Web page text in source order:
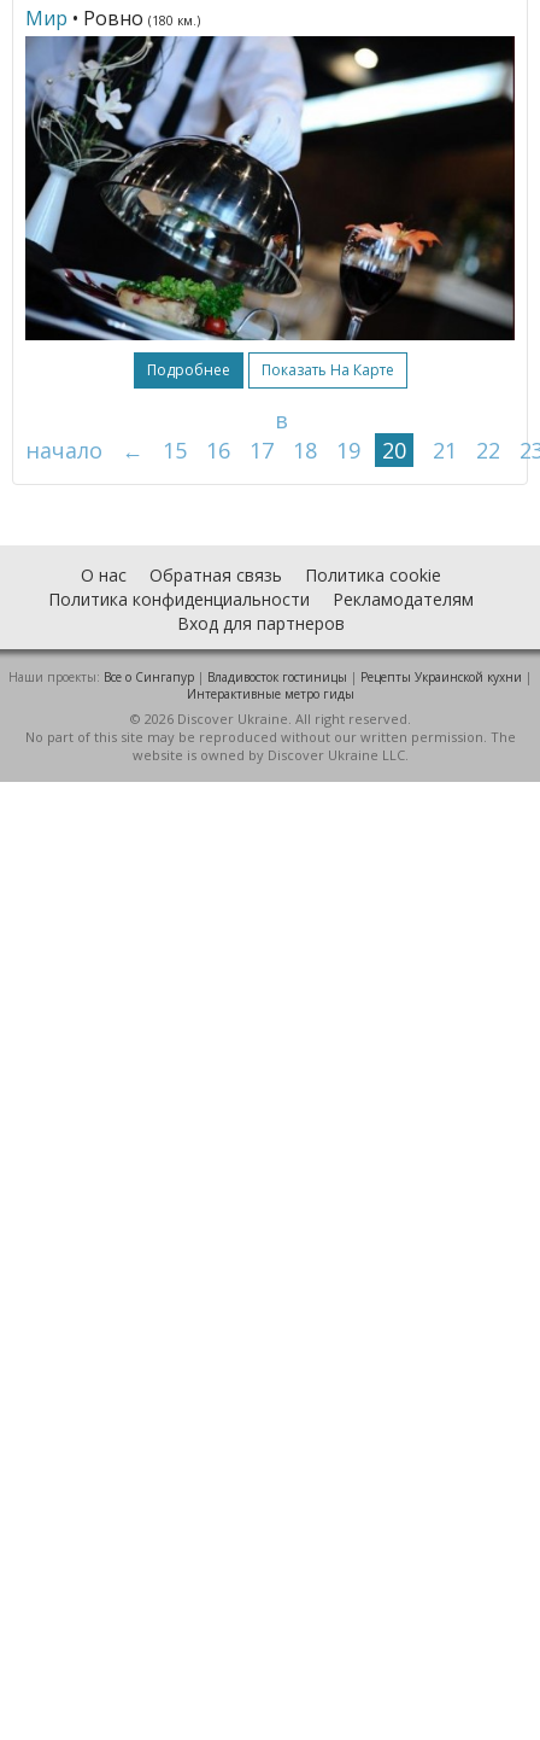
Мир • Ровно (180 км.)
Подробнее Показать На Карте
в
начало
← 15 16 17 18 19 20 21 22
О нас Обратная связь
Политика cookie
Политика конфиденциальности
Рекламодателям
Вход для партнеров
Наши проекты: Все о Cингапур | Владивосток гостиницы | Рецепты Украинской кухни |
Интерактивные метро гиды
© 2026 Discover Ukraine. All right reserved.
No part of this site may be reproduced without our written permission. The
website is owned by Discover Ukraine LLC.